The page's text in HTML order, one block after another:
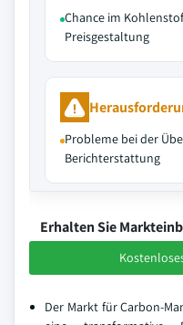
Chance im
Preisgestaltung
Probleme bei der
Berichterstattung
Erhalten Sie
Der Markt für Carbon-